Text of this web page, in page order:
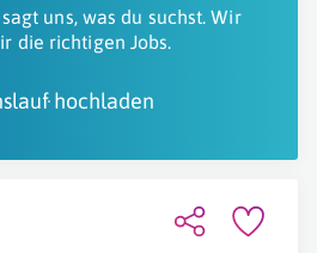
uns, was du suchst. Wir
die richtigen Jobs.
hochladen